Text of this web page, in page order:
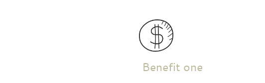
Benefit one